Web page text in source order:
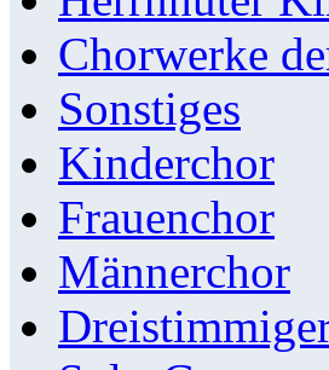
Chorwerke
Sonstiges
Kinderchor
Frauenchor
Männerchor